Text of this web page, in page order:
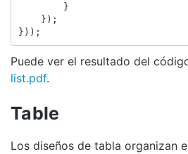
}
});
}));
Puede ver el resultado del
list.pdf.
Table
Los diseños de tabla organizan